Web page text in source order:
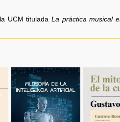
UCM titulada La práctica musical